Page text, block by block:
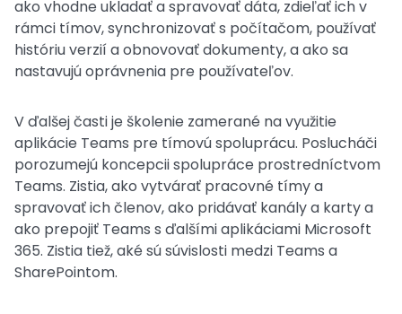
ako vhodne ukladať a spravovať dáta, zdieľať ich v
rámci tímov, synchronizovať s počítačom, používať
históriu verzií a obnovovať dokumenty, a ako sa
nastavujú oprávnenia pre používateľov.
V ďalšej časti je školenie zamerané na využitie
aplikácie Teams pre tímovú spoluprácu. Poslucháči
porozumejú koncepcii spolupráce prostredníctvom
Teams. Zistia, ako vytvárať pracovné tímy a
spravovať ich členov, ako pridávať kanály a karty a
ako prepojiť Teams s ďalšími aplikáciami Microsoft
365. Zistia tiež, aké sú súvislosti medzi Teams a
SharePointom.